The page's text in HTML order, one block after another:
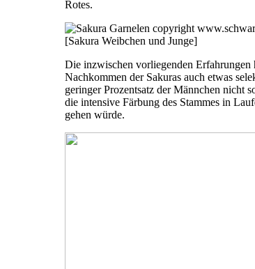
Rotes.
[Sakura Weibchen und Junge]
Die inzwischen vorliegenden Erfahrungen
Nachkommen der Sakuras auch etwas
geringer Prozentsatz der Männchen nicht
die intensive Färbung des Stammes in
gehen würde.